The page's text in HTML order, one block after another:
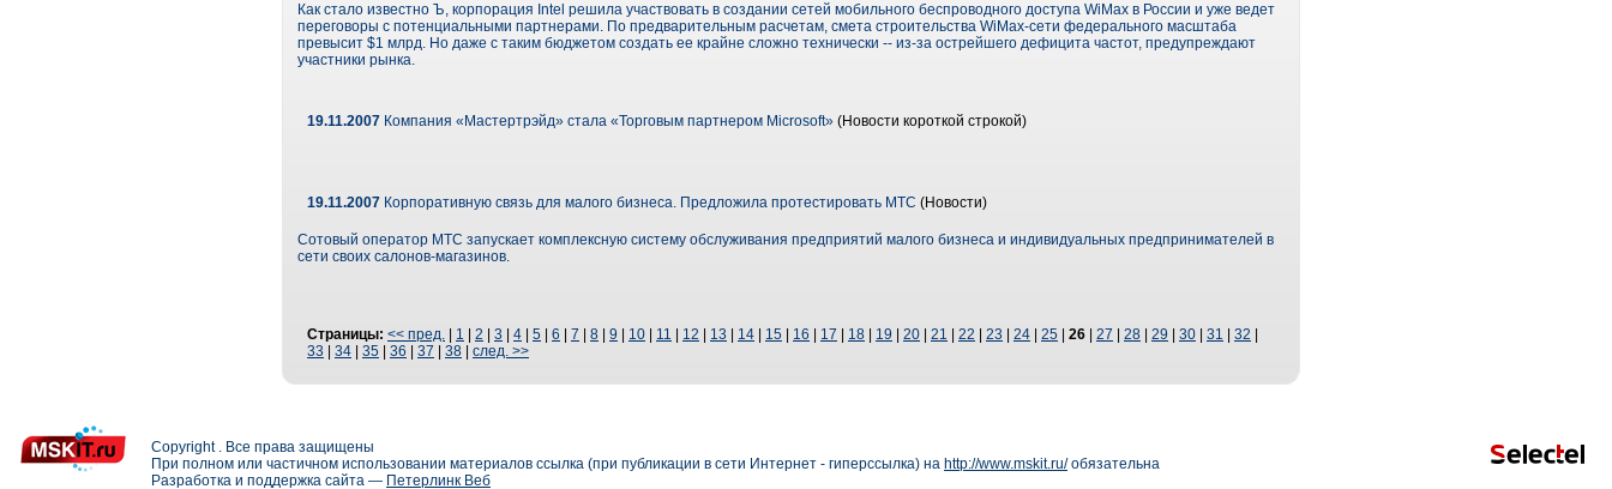
Как стало известно Ъ, корпорация Intel решила участвовать в создании сетей мобильного беспроводного доступа WiMax в России и уже ведет
переговоры с потенциальными партнерами. По предварительным расчетам, смета строительства WiMax-сети федерального масштаба
превысит $1 млрд. Но даже с таким бюджетом создать ее крайне сложно технически -- из-за острейшего дефицита частот, предупреждают
участники рынка.
19.11.2007 Компания «Мастертрэйд» стала «Торговым партнером Microsoft» (Новости короткой строкой)
19.11.2007 Корпоративную связь для малого бизнеса. Предложила протестировать МТС (Новости)
Сотовый оператор МТС запускает комплексную систему обслуживания предприятий малого бизнеса и индивидуальных предпринимателей в
сети своих салонов-магазинов.
Страницы: << пред. 1 2 3 4 5 6 7 8 9 10 11 12 13 14 15 16 17 18 19 20 21 22 23 24 25 26 27 28 29 30 31 32
33
34 35 36 37 38 след. >>
Copyright . Все права защищены
При полном или частичном использовании материалов ссылка (при публикации в сети Интернет - гиперссылка) на http://www.mskit.ru/обязательна
Разработка и поддержка сайта — Петерлинк Веб